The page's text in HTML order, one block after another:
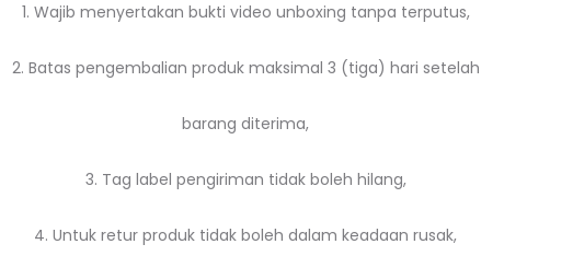
1. Wajib menyertakan bukti video unboxing tanpa terputus,
2. Batas pengembalian produk maksimal 3 (tiga) hari setelah
barang diterima,
3. Tag label pengiriman tidak boleh hilang,
4. Untuk retur produk tidak boleh dalam keadaan rusak,